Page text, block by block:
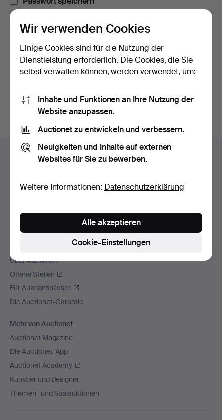
Einloggen
oder hier via Facebook einloggen
Fußzeilen-
Navigation
Hilfe und Kontakt
Alle Auktionshäuser
Über Auctionet
Offene Stellen
Für Auktionshäuser
Die Auctionet-Garantie
Mehr von Auctionet
Auctionet Magazine
Die Auctionet-App
Auctionet Academy
Künstler und Designer
Themen- und Saalauktionen
Wir verwenden Cookies
Einige Cookies sind für die Nutzung der
Dienstleistung erforderlich. Die Cookies, die Sie
selbst verwalten können, werden verwendet, um:
Inhalte und Funktionen an Ihre Nutzung der
Website anzupassen.
Auctionet zu entwickeln und verbessern.
Neuigkeiten und Inhalte auf externen
Websites für Sie zu bewerben.
Weitere Informationen: Datenschutzerklärung
Cookie-Einstellungen
Alle akzeptieren